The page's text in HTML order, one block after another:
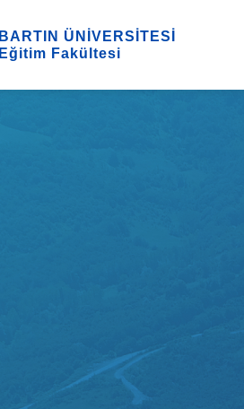
BARTIN ÜNİVERSİTESİ
Eğitim Fakültesi